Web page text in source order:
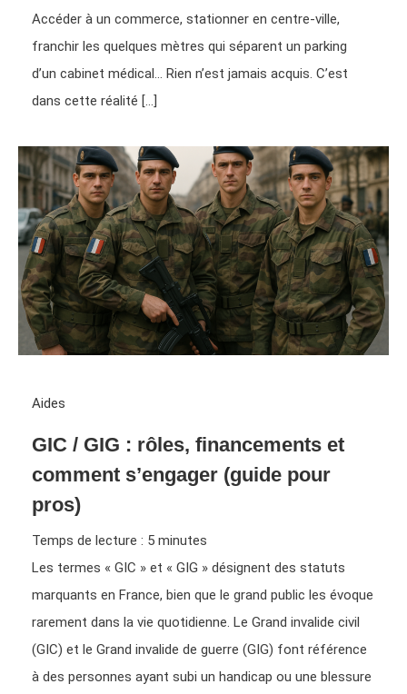
Accéder à un commerce, stationner en centre-ville,
franchir les quelques mètres qui séparent un parking
d’un cabinet médical… Rien n’est jamais acquis. C’est
dans cette réalité […]
Aides
GIC / GIG : rôles, financements et
comment s’engager (guide pour
pros)
Temps de lecture : 5 minutes
Les termes « GIC » et « GIG » désignent des statuts
marquants en France, bien que le grand public les évoque
rarement dans la vie quotidienne. Le Grand invalide civil
(GIC) et le Grand invalide de guerre (GIG) font référence
à des personnes ayant subi un handicap ou une blessure